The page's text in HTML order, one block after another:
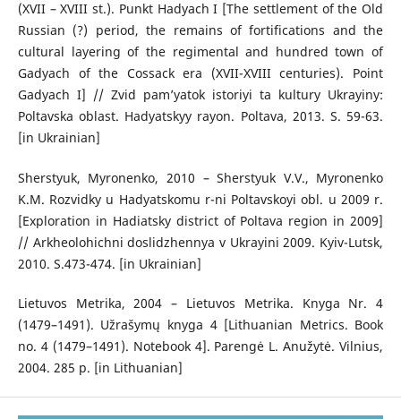
(XVII – XVIII st.). Punkt Hadyach I [The settlement of the Old
Russian (?) period, the remains of fortifications and the
cultural layering of the regimental and hundred town of
Gadyach of the Cossack era (XVII-XVIII centuries). Point
Gadyach I] // Zvid pam’yatok istoriyi ta kultury Ukrayiny:
Poltavska oblast. Hadyatskyy rayon. Poltava, 2013. S. 59-63.
[in Ukrainian]
Sherstyuk, Myronenko, 2010 – Sherstyuk V.V., Myronenko
K.M. Rozvidky u Hadyatskomu r-ni Poltavskoyi obl. u 2009 r.
[Exploration in Hadiatsky district of Poltava region in 2009]
// Arkheolohichni doslidzhennya v Ukrayini 2009. Kyiv-Lutsk,
2010. S.473-474. [in Ukrainian]
Lietuvos Metrika, 2004 – Lietuvos Metrika. Knyga Nr. 4
(1479–1491). Užrašymų knyga 4 [Lithuanian Metrics. Book
no. 4 (1479–1491). Notebook 4]. Parengė L. Anužytė. Vilnius,
2004. 285 p. [in Lithuanian]